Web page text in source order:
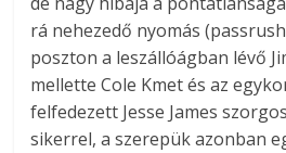
rá nehezedő nyomás
poszton a leszállóágban lévő
mellette Cole Kmet és az
felfedezett Jesse James
sikerrel, a szerepük azonban